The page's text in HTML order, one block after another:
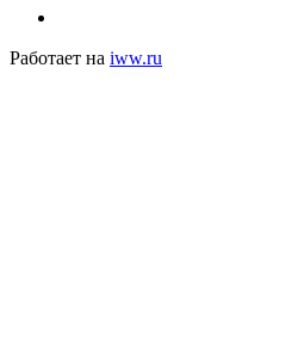
Работает на iww.ru